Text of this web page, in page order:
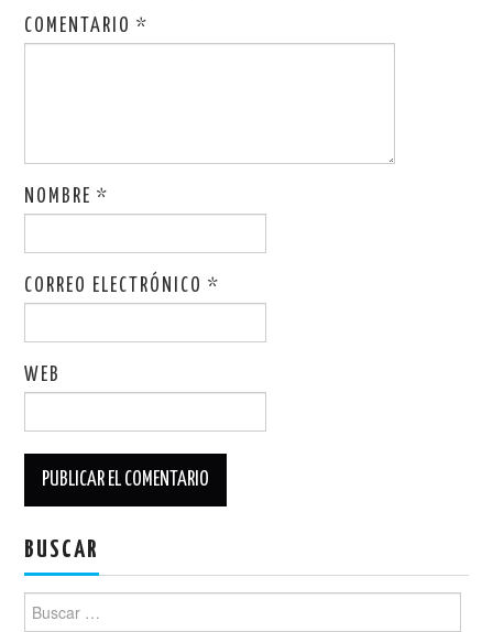
COMENTARIO*
NOMBRE*
CORREO ELECTRÓNICO*
WEB
BUSCAR